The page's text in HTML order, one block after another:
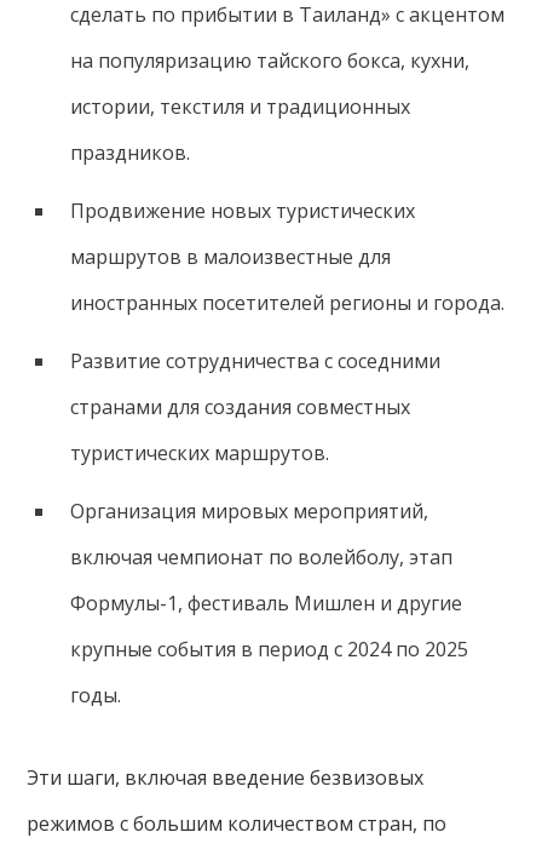
сделать по прибытии в Таиланд» с акцентом
на популяризацию тайского бокса, кухни,
истории, текстиля и традиционных
праздников.
Продвижение новых туристических
маршрутов в малоизвестные для
иностранных посетителей регионы и города.
Развитие сотрудничества с соседними
странами для создания совместных
туристических маршрутов.
Организация мировых мероприятий,
включая чемпионат по волейболу, этап
Формулы-1, фестиваль Мишлен и другие
крупные события в период с 2024 по 2025
годы.
Эти шаги, включая введение безвизовых
режимов с большим количеством стран, по